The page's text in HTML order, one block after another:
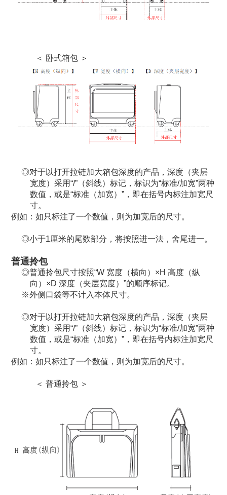
＜ 卧式箱包 ＞
对于以打开拉链加大箱包深度的产品，深度（夹层
宽度）采用“/”（斜线）标记，标识为“标准/加宽”两种
数值，或是“标准（加宽）”，即在括号内标注加宽尺
寸。
例如：如只标注了一个数值，则为加宽后的尺寸。
小于1厘米的尾数部分，将按照进一法，舍尾进一。
普通拎包
普通拎包尺寸按照“W 宽度（横向）×H 高度（纵
向）×D 深度（夹层宽度）”的顺序标记。
外侧口袋等不计入本体尺寸。
对于以打开拉链加大箱包深度的产品，深度（夹层
宽度）采用“/”（斜线）标记，标识为“标准/加宽”两种
数值，或是“标准（加宽）”，即在括号内标注加宽尺
寸。
例如：如只标注了一个数值，则为加宽后的尺寸。
＜ 普通拎包 ＞